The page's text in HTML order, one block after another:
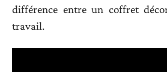
différence entre un coffret
travail.